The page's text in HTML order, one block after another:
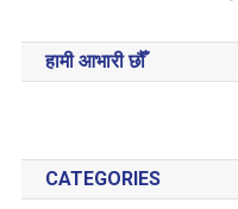
हामी आभारी छौँ
CATEGORIES